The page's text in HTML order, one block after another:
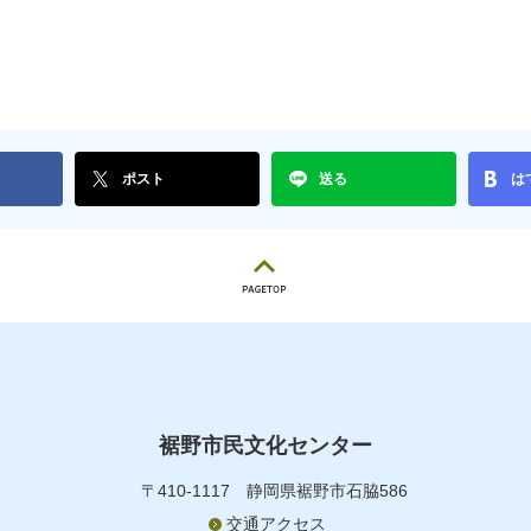
ポスト 送る は
裾野市民文化センター
〒410-1117 静岡県裾野市石脇586
交通アクセス